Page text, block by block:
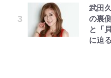
武田
の裏
と「
に迫る
増」
去の
ュテ
W杯
FIFA
でき
「神
下七
やっ
リン
選！